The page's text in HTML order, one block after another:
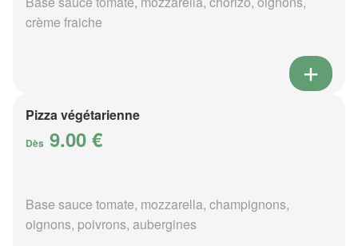
crème fraiche
Pizza végétarienne
Dès 9.00 €
Base sauce tomate, mozzarella, champignons,
oignons, poivrons, aubergines